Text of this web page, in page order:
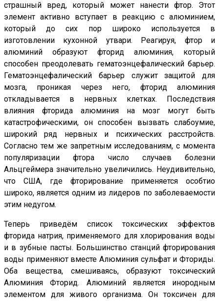
страшный вред, который может нанести фтор. Этот
элемент активно вступает в реакцию с алюминием,
который до сих пор широко используется в
изготовлении кухонной утвари. Реагируя, фтор и
алюминий образуют фторид алюминия, который
способен преодолевать гематоэнцефалический барьер.
Гематоэнцефалический барьер служит защитой для
мозга, проникая через него, фторид алюминия
откладывается в нервных клетках. Последствия
влияния фторида алюминия на мозг могут быть
катастрофическими, он способен вызвать слабоумие,
широкий ряд нервных и психических расстройств.
Согласно тем же запретным исследованиям, с момента
популяризации фтора число случаев болезни
Альцгеймера значительно увеличились. Неудивительно,
что США, где фторирование применяется особтио
широко, является одним из лидеров по заболеваемости
этим недугом.
Теперь приведём список токсических эффектов
фторида натрия, применяемого для хлорирования воды
и в зубные пасты. Большинство станций фторирования
воды применяют вместе Алюминия сульфат и Фториды.
Оба вещества, смешиваясь, образуют токсический
Алюминия Фторид. Алюминий является инородным
элементом для живого организма. Он токсичен для